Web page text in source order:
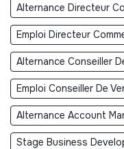
Alternance Directeur
Emploi Directeur
Alternance Conseiller
Emploi Conseiller De
Alternance Account
Stage Business